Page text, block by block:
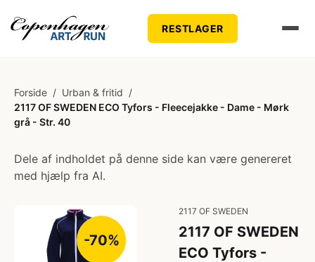
RESTLAGER
Forside / Urban & fritid /
2117 OF SWEDEN ECO Tyfors - Fleecejakke - Dame - Mørk
grå - Str. 40
Dele af indholdet på denne side kan være genereret
med hjælp fra AI.
-70%
2117 OF SWEDEN
2117 OF SWEDEN
ECO Tyfors -